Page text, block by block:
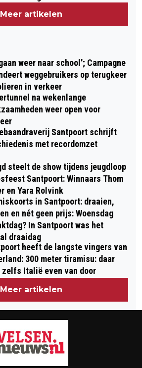
Meer artikelen
weer naar school'; Campagne
weggebruikers op terugkeer
in verkeer
na wekenlange
weer open voor
Santpoort schrijft
met recordomzet
steelt de show tijdens jeugdloop
Santpoort: Winnaars Thom
en Yara Rolvink
in Santpoort: draaien,
en nét geen prijs: Woensdag
In Santpoort was het
draaidag
heeft de langste vingers van
300 meter tiramisu: daar
zelfs Italië even van door
Meer artikelen